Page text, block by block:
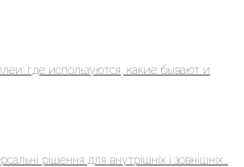
где используются, какие бывают и
рішення для внутрішніх і зовнішніх...